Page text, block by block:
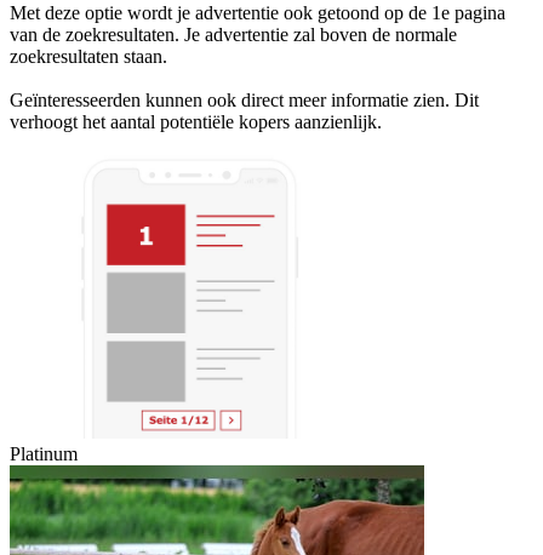
Met deze optie wordt je advertentie ook getoond op de 1e pagina
van de zoekresultaten. Je advertentie zal boven de normale
zoekresultaten staan.
Geïnteresseerden kunnen ook direct meer informatie zien. Dit
verhoogt het aantal potentiële kopers aanzienlijk.
Platinum